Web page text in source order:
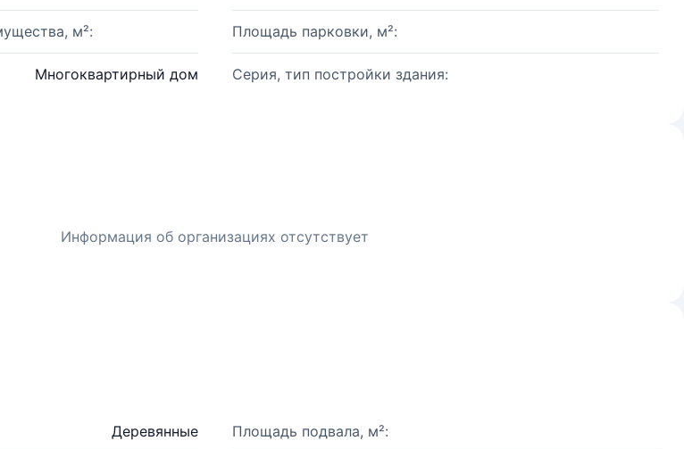
м²: Площадь парковки, м²:
Многоквартирный дом Серия, тип постройки здания:
Информация об организациях отсутствует
Деревянные Площадь подвала, м²: